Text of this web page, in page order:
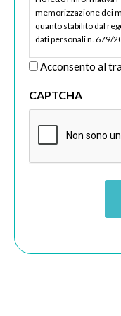
memorizzazione dei
quanto stabilito dal
dati personali n. 679/
Acconsento al
CAPTCHA